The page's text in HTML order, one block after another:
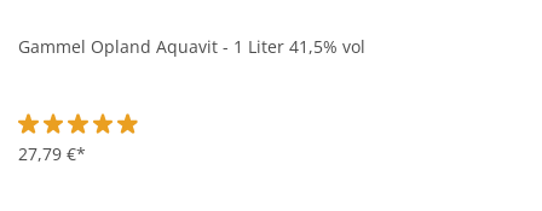
Gammel Opland Aquavit - 1 Liter 41,5% vol
Durchschnittliche Bewertung von 4.9 von 5 Sternen
27,79 €*